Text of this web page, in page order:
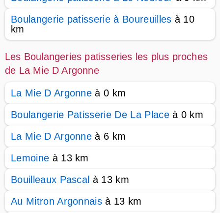
Boulangerie patisserie à Boureuilles à 10
km
Les Boulangeries patisseries les plus proches
de La Mie D Argonne
La Mie D Argonne à 0 km
Boulangerie Patisserie De La Placeà 0 km
La Mie D Argonne à 6 km
Lemoine à 13 km
Bouilleaux Pascal à 13 km
Au Mitron Argonnais à 13 km